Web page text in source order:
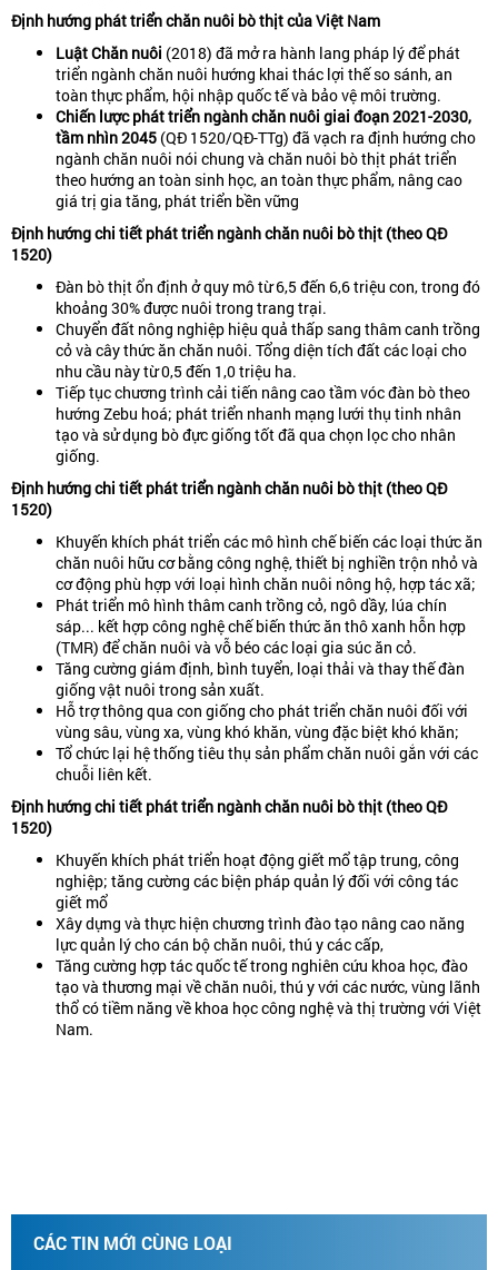
Định hướng pháttriểnchăn nuôi bòthịtcủaViệt Nam
LuậtChăn nuôi (2018) đã mở ra hành lang pháp lý để phát
triển ngành chăn nuôi hướng khai thác lợi thế so sánh, an
toàn thực phẩm, hội nhập quốc tế và bảo vệ môi trường.
Chiến lược pháttriển ngànhchăn nuôi giai đoạn2021-2030,
tầm nhìn2045 (QĐ 1520/QĐ-TTg) đã vạch ra định hướng cho
ngành chăn nuôi nói chung và chăn nuôi bò thịt phát triển
theo hướng an toàn sinh học, an toàn thực phẩm, nâng cao
giá trị gia tăng, phát triển bền vững
Định hướngchi tiết pháttriển ngànhchăn nuôi bòthịt (theoQĐ
1520)
Đàn bò thịt ổn định ở quy mô từ 6,5 đến 6,6 triệu con, trong đó
khoảng 30% được nuôi trong trang trại.
Chuyển đất nông nghiệp hiệu quả thấp sang thâm canh trồng
cỏ và cây thức ăn chăn nuôi. Tổng diện tích đất các loại cho
nhu cầu này từ 0,5 đến 1,0 triệu ha.
Tiếp tục chương trình cải tiến nâng cao tầm vóc đàn bò theo
hướng Zebu hoá; phát triển nhanh mạng lưới thụ tinh nhân
tạo và sử dụng bò đực giống tốt đã qua chọn lọc cho nhân
giống.
Định hướngchi tiết pháttriển ngànhchăn nuôi bòthịt (theoQĐ
1520)
Khuyến khích phát triển các mô hình chế biến các loại thức ăn
chăn nuôi hữu cơ bằng công nghệ, thiết bị nghiền trộn nhỏ và
cơ động phù hợp với loại hình chăn nuôi nông hộ, hợp tác xã;
Phát triển mô hình thâm canh trồng cỏ, ngô dầy, lúa chín
sáp... kết hợp công nghệ chế biến thức ăn thô xanh hỗn hợp
(TMR) để chăn nuôi và vỗ béo các loại gia súc ăn cỏ.
Tăng cường giám định, bình tuyển, loại thải và thay thế đàn
giống vật nuôi trong sản xuất.
Hỗ trợ thông qua con giống cho phát triển chăn nuôi đối với
vùng sâu, vùng xa, vùng khó khăn, vùng đặc biệt khó khăn;
Tổ chức lại hệ thống tiêu thụ sản phẩm chăn nuôi gắn với các
chuỗi liên kết.
Định hướngchi tiết pháttriển ngànhchăn nuôi bòthịt (theoQĐ
1520)
Khuyến khích phát triển hoạt động giết mổ tập trung, công
nghiệp; tăng cường các biện pháp quản lý đối với công tác
giết mổ
Xây dựng và thực hiện chương trình đào tạo nâng cao năng
lực quản lý cho cán bộ chăn nuôi, thú y các cấp,
Tăng cường hợp tác quốc tế trong nghiên cứu khoa học, đào
tạo và thương mại về chăn nuôi, thú y với các nước, vùng lãnh
thổ có tiềm năng về khoa học công nghệ và thị trường với Việt
Nam.
CÁC TIN MỚI CÙNG LOẠI